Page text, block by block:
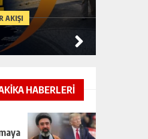
AKIŞI
HABERLERİ